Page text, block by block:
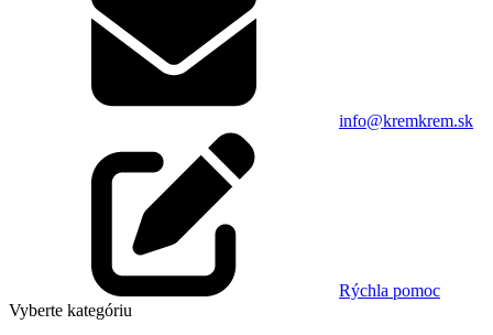
info@kremkrem.sk
Rýchla pomoc
Vyberte kategóriu